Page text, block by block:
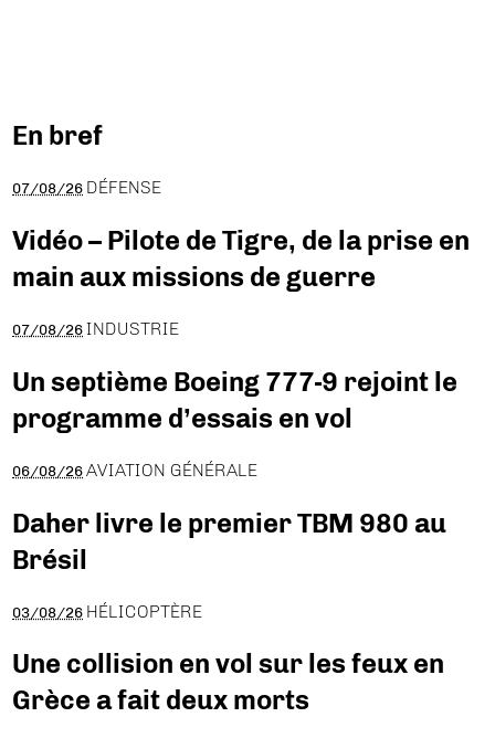
En bref
07/08/26 DÉFENSE
Vidéo – Pilote de Tigre, de la prise en
main aux missions de guerre
07/08/26 INDUSTRIE
Un septième Boeing 777-9 rejoint le
programme d’essais en vol
06/08/26 AVIATION GÉNÉRALE
Daher livre le premier TBM 980 au
Brésil
03/08/26 HÉLICOPTÈRE
Une collision en vol sur les feux en
Grèce a fait deux morts